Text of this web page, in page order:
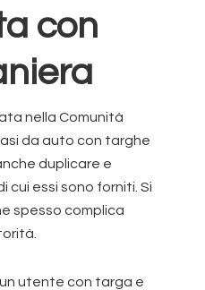
con
nella Comunità
da auto con targhe
duplicare e
cui essi sono forniti. Si
spesso complica
utente con targa e